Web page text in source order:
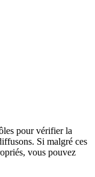
pour vérifier la
Si malgré ces
vous pouvez